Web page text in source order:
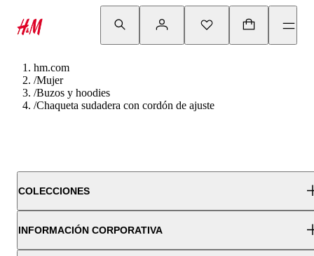
hm.com
/Mujer
/Buzos y hoodies
/Chaqueta sudadera con cordón de ajuste
COLECCIONES
INFORMACIÓN CORPORATIVA